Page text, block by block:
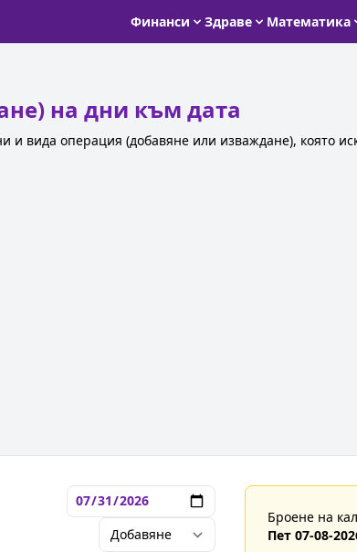
Финанси Здраве Математика
на дни към дата
и вида операция (добавяне или изваждане), която
Броене на
Пет 07-08-